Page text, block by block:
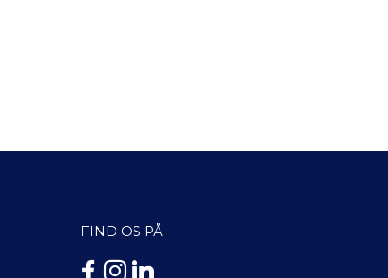
FIND OS PÅ